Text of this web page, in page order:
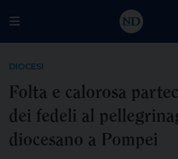
DIOCESI
Folta e calorosa
dei fedeli al
diocesano a Pompei